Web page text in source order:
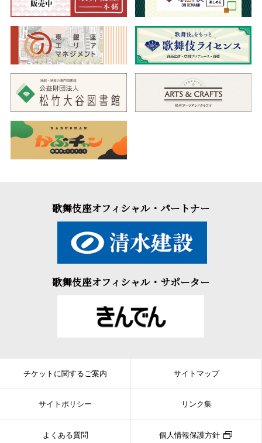
歌舞伎座オフィシャル・パートナー
歌舞伎座オフィシャル・サポーター
チケットに関するご案内 サイトマップ
サイトポリシー リンク集
よくある質問 個人情報保護方針